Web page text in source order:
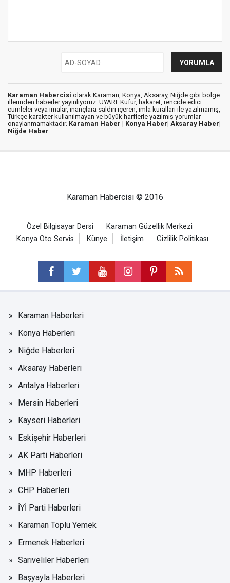
Karaman Habercisi olarak Karaman, Konya, Aksaray, Niğde gibi bölge
illerinden haberler yayınlıyoruz. UYARI: Küfür, hakaret, rencide edici
cümleler veya imalar, inançlara saldırı içeren, imla kuralları ile yazılmamış,
Türkçe karakter kullanılmayan ve büyük harflerle yazılmış yorumlar
onaylanmamaktadır. Karaman Haber | Konya Haber| Aksaray Haber|
Niğde Haber
Karaman Habercisi © 2016
Özel Bilgisayar Dersi
Karaman Güzellik Merkezi
Konya Oto Servis
Künye İletişim Gizlilik Politikası
Karaman Haberleri
Konya Haberleri
Niğde Haberleri
Aksaray Haberleri
Antalya Haberleri
Mersin Haberleri
Kayseri Haberleri
Eskişehir Haberleri
AK Parti Haberleri
MHP Haberleri
CHP Haberleri
İYİ Parti Haberleri
Karaman Toplu Yemek
Ermenek Haberleri
Sarıveliler Haberleri
Başyayla Haberleri